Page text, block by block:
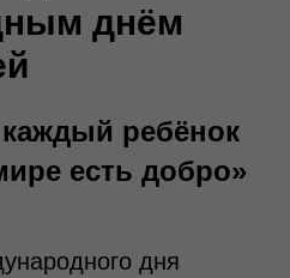
днём
ребёнок
есть добро»
дня